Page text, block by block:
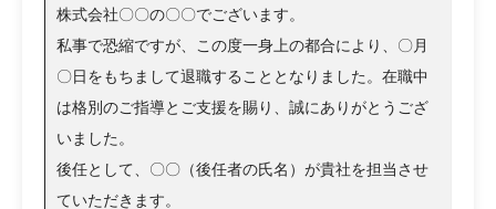
株式会社〇〇の〇〇でございます。
私事で恐縮ですが、この度一身上の都合により、〇月
〇日をもちまして退職することとなりました。在職中
は格別のご指導とご支援を賜り、誠にありがとうござ
いました。
後任として、〇〇（後任者の氏名）が貴社を担当させ
ていただきます。